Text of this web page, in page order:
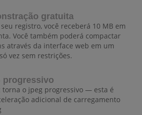
gratuita
registro, você receberá 10 MB em
Você também poderá compactar
através da interface web em um
vez sem restrições.
progressivo
torna o jpeg progressivo — esta é
adicional de carregamento